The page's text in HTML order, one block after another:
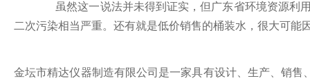
虽然这一说法并未得到证实，但广东省环境资源利用
二次污染相当严重。还有就是低价销售的桶装水，很大可
金坛市精达仪器制造有限公司是一家具有设计、生产、销